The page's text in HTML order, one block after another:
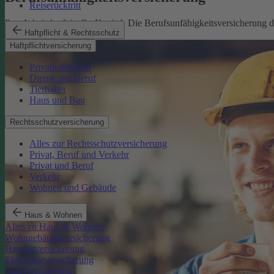
Reiserücktritt
Haftpflicht & Rechtsschutz
Haftpflichtversicherung
Privathaftpflicht
Dienst und Beruf
Tierhalter
Haus und Bau
Rechtsschutzversicherung
Alles zur Rechtsschutzversicherung
Privat, Beruf und Verkehr
Privat und Beruf
Verkehr
Wohnen und Gebäude
Haus & Wohnen
Alles zu Haus & Wohnen
Wohngebäudeversicherung
Hausratversicherung
Elementarversicherung
Glasversicherung
Ihre Arbeitskraft ist Ihr Kapital. Die
Mehr erfahren